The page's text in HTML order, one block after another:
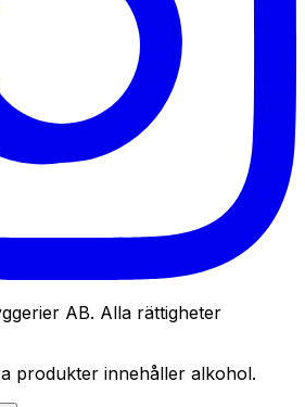
AB. Alla rättigheter
produkter innehåller alkohol.